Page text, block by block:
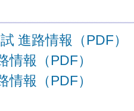
進路情報（PDF）
情報（PDF）
情報（PDF）